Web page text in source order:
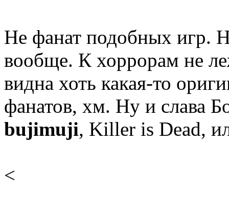
Не фанат подобных игр.
вообще. К хоррорам не
видна хоть какая-то
фанатов, хм. Ну и слава
bujimuji, Killer is Dead,
<